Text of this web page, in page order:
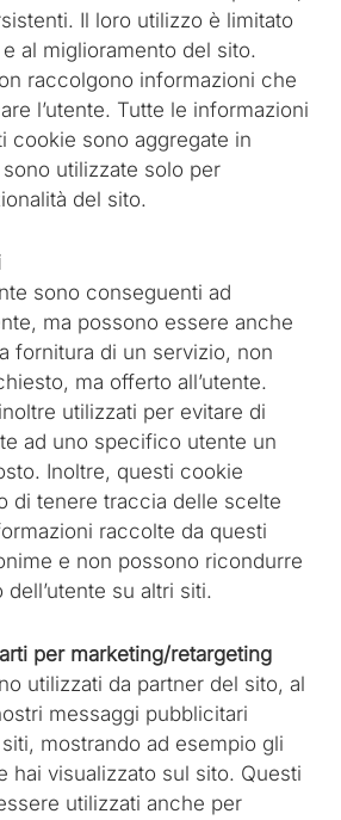
Il loro utilizzo è limitato
al miglioramento del sito.
raccolgono informazioni che
l’utente. Tutte le informazioni
cookie sono aggregate in
utilizzate solo per
del sito.
sono conseguenti ad
ma possono essere anche
fornitura di un servizio, non
ma offerto all’utente.
utilizzati per evitare di
ad uno specifico utente un
Inoltre, questi cookie
di tenere traccia delle scelte
raccolte da questi
e non possono ricondurre
su altri siti.
per marketing/retargeting
utilizzati da partner del sito, al
messaggi pubblicitari
mostrando ad esempio gli
hai visualizzato sul sito. Questi
utilizzati anche per